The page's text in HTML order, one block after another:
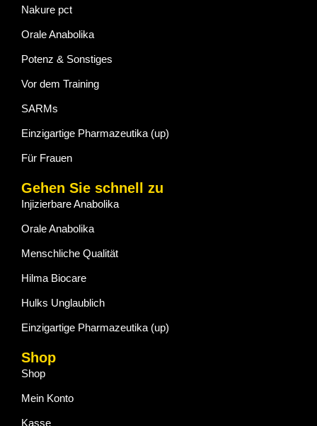
Nakure pct
Orale Anabolika
Potenz & Sonstiges
Vor dem Training
SARMs
Einzigartige Pharmazeutika (up)
Für Frauen
Gehen Sie schnell zu
Injizierbare Anabolika
Orale Anabolika
Menschliche Qualität
Hilma Biocare
Hulks Unglaublich
Einzigartige Pharmazeutika (up)
Shop
Shop
Mein Konto
Kasse